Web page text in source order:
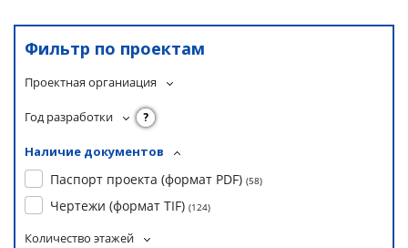
Фильтр по проектам
Проектная органиация
Год разработки ?
Наличие документов
Паспорт проекта (формат PDF) (58)
Чертежи (формат TIF) (124)
Количество этажей